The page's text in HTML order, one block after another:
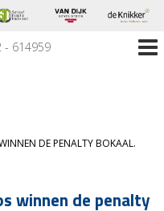
- 614959
DE PENALTY BOKAAL.
winnen de penalty